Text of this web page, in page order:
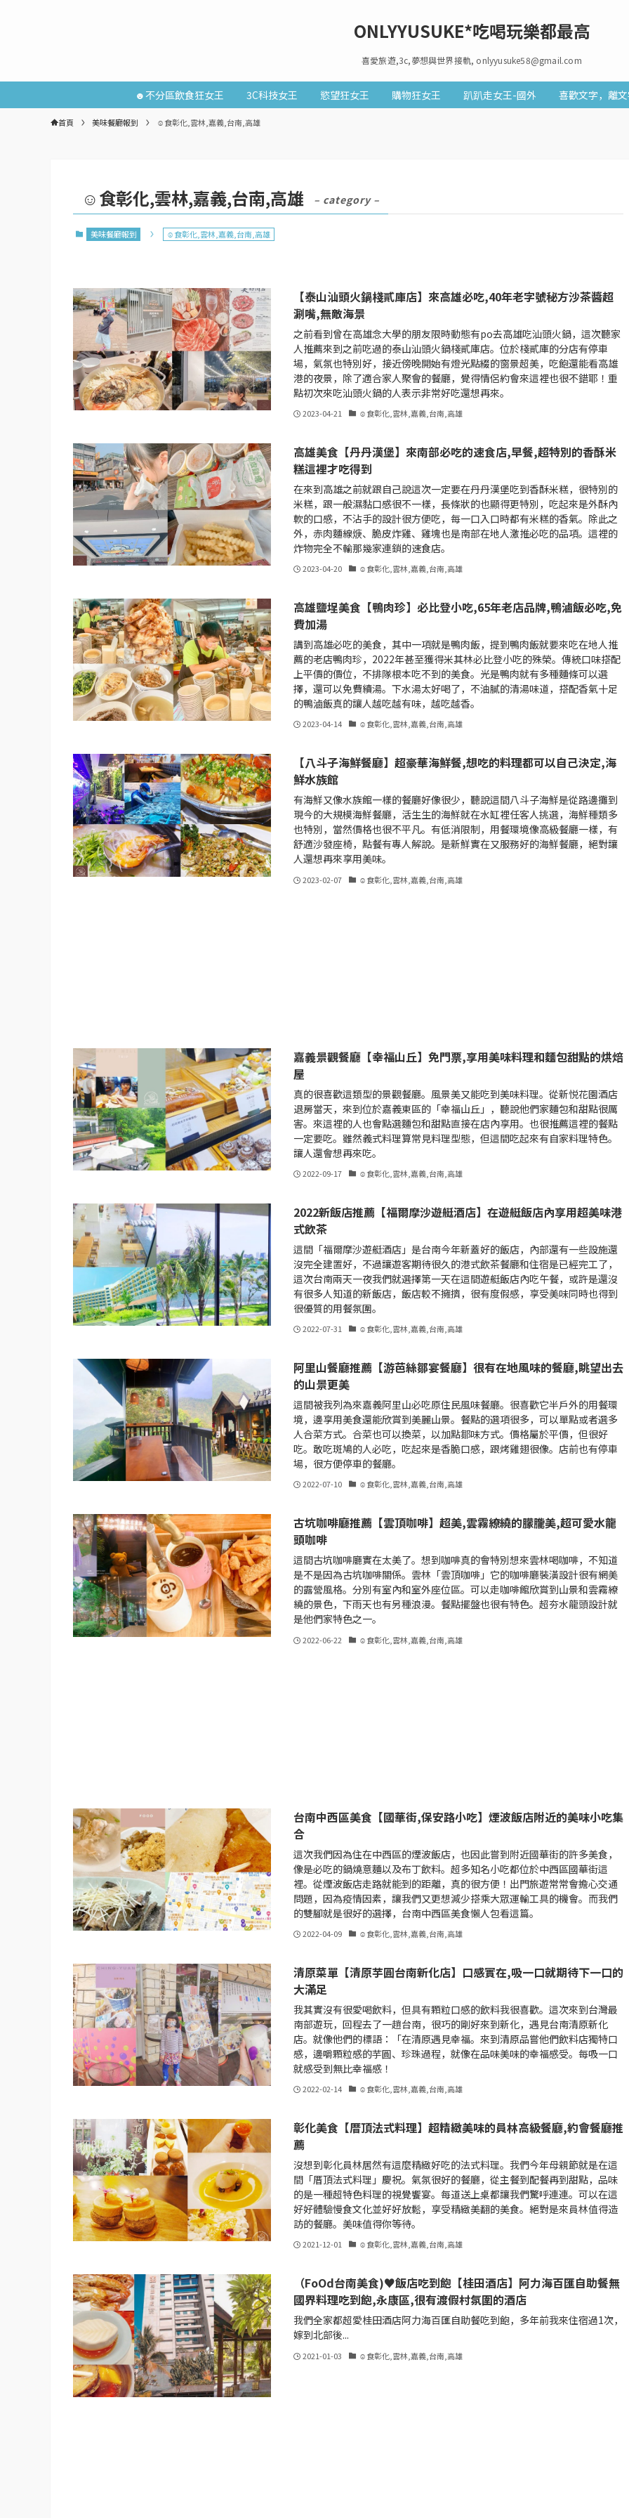
ONLYYUSUKE*吃喝玩樂都最高
喜愛旅遊,3c,夢想與世界接軌, onlyyusuke58@gmail.com
☻不分區飲食狂女王 3C科技女王 慾望狂女王 購物狂女王 趴趴走女王-國外 喜歡文字，離
首頁 美味餐廳報到 ☺食彰化,雲林,嘉義,台南,高雄
☺食彰化,雲林,嘉義,台南,高雄 – category –
美味餐廳報到 ☺食彰化,雲林,嘉義,台南,高雄
【泰山汕頭火鍋棧貳庫店】來高雄必吃,40年老字號秘方沙茶醬超
涮嘴,無敵海景
之前看到曾在高雄念大學的朋友限時動態有po去高雄吃汕頭火鍋，這次聽家
人推薦來到之前吃過的泰山汕頭火鍋棧貳庫店。位於棧貳庫的分店有停車
場，氣氛也特別好，接近傍晚開始有燈光點綴的窗景超美，吃飽還能看高雄
港的夜景，除了適合家人聚會的餐廳，覺得情侶約會來這裡也很不錯耶！重
點初次來吃汕頭火鍋的人表示非常好吃還想再來。
2023-04-21 ☺食彰化,雲林,嘉義,台南,高雄
高雄美食【丹丹漢堡】來南部必吃的速食店,早餐,超特別的香酥米
糕這裡才吃得到
在來到高雄之前就跟自己說這次一定要在丹丹漢堡吃到香酥米糕，很特別的
米糕，跟一般濕黏口感很不一樣，長條狀的也顯得更特別，吃起來是外酥內
軟的口感，不沾手的設計很方便吃，每一口入口時都有米糕的香氣。除此之
外，赤肉麵線焿、脆皮炸雞、雞塊也是南部在地人激推必吃的品項。這裡的
炸物完全不輸那幾家連鎖的速食店。
2023-04-20 ☺食彰化,雲林,嘉義,台南,高雄
高雄鹽埕美食【鴨肉珍】必比登小吃,65年老店品牌,鴨滷飯必吃,免
費加湯
講到高雄必吃的美食，其中一項就是鴨肉飯，提到鴨肉飯就要來吃在地人推
薦的老店鴨肉珍，2022年甚至獲得米其林必比登小吃的殊榮。傳統口味搭配
上平價的價位，不排隊根本吃不到的美食。光是鴨肉就有多種麵條可以選
擇，還可以免費續湯。下水湯太好喝了，不油膩的清湯味道，搭配香氣十足
的鴨滷飯真的讓人越吃越有味，越吃越香。
2023-04-14 ☺食彰化,雲林,嘉義,台南,高雄
【八斗子海鮮餐廳】超豪華海鮮餐,想吃的料理都可以自己決定,海
鮮水族館
有海鮮又像水族館一樣的餐廳好像很少，聽說這間八斗子海鮮是從路邊攤到
現今的大規模海鮮餐廳，活生生的海鮮就在水缸裡任客人挑選，海鮮種類多
也特別，當然價格也很不平凡。有低消限制，用餐環境像高級餐廳一樣，有
舒適沙發座椅，點餐有專人解說。是新鮮實在又服務好的海鮮餐廳，絕對讓
人還想再來享用美味。
2023-02-07 ☺食彰化,雲林,嘉義,台南,高雄
嘉義景觀餐廳【幸福山丘】免門票,享用美味料理和麵包甜點的烘焙
屋
真的很喜歡這類型的景觀餐廳。風景美又能吃到美味料理。從新悦花園酒店
退房當天，來到位於嘉義東區的「幸福山丘」，聽說他們家麵包和甜點很厲
害。來這裡的人也會點選麵包和甜點直接在店內享用。也很推薦這裡的餐點
一定要吃。雖然義式料理算常見料理型態，但這間吃起來有自家料理特色。
讓人還會想再來吃。
2022-09-17 ☺食彰化,雲林,嘉義,台南,高雄
2022新飯店推薦【福爾摩沙遊艇酒店】在遊艇飯店內享用超美味港
式飲茶
這間「福爾摩沙遊艇酒店」是台南今年新蓋好的飯店，內部還有一些設施還
沒完全建置好，不過讓遊客期待很久的港式飲茶餐廳和住宿是已經完工了，
這次台南兩天一夜我們就選擇第一天在這間遊艇飯店內吃午餐，或許是還沒
有很多人知道的新飯店，飯店較不擁擠，很有度假感，享受美味同時也得到
很優質的用餐氛圍。
2022-07-31 ☺食彰化,雲林,嘉義,台南,高雄
阿里山餐廳推薦【游芭絲鄒宴餐廳】很有在地風味的餐廳,眺望出去
的山景更美
這間被我列為來嘉義阿里山必吃原住民風味餐廳。很喜歡它半戶外的用餐環
境，邊享用美食還能欣賞到美麗山景。餐點的選項很多，可以單點或者選多
人合菜方式。合菜也可以換菜，以加點鄒味方式。價格屬於平價，但很好
吃。敢吃斑鳩的人必吃，吃起來是香脆口感，跟烤雞翅很像。店前也有停車
場，很方便停車的餐廳。
2022-07-10 ☺食彰化,雲林,嘉義,台南,高雄
古坑咖啡廳推薦【雲頂咖啡】超美,雲霧繚繞的朦朧美,超可愛水龍
頭咖啡
這間古坑咖啡廳實在太美了。想到咖啡真的會特別想來雲林喝咖啡，不知道
是不是因為古坑咖啡關係。雲林「雲頂咖啡」它的咖啡廳裝潢設計很有網美
的露營風格。分別有室內和室外座位區。可以走咖啡館欣賞到山景和雲霧繚
繞的景色，下雨天也有另種浪漫。餐點擺盤也很有特色。超夯水龍頭設計就
是他們家特色之一。
2022-06-22 ☺食彰化,雲林,嘉義,台南,高雄
台南中西區美食【國華街,保安路小吃】煙波飯店附近的美味小吃集
合
這次我們因為住在中西區的煙波飯店，也因此嘗到附近國華街的許多美食，
像是必吃的鍋燒意麵以及布丁飲料。超多知名小吃都位於中西區國華街這
裡。從煙波飯店走路就能到的距離，真的很方便！出門旅遊常常會擔心交通
問題，因為疫情因素，讓我們又更想減少搭乘大眾運輸工具的機會。而我們
的雙腳就是很好的選擇，台南中西區美食懶人包看這篇。
2022-04-09 ☺食彰化,雲林,嘉義,台南,高雄
清原菜單【清原芋圓台南新化店】口感實在,吸一口就期待下一口的
大滿足
我其實沒有很愛喝飲料，但具有顆粒口感的飲料我很喜歡。這次來到台灣最
南部遊玩，回程去了一趟台南，很巧的剛好來到新化，遇見台南清原新化
店。就像他們的標語：「在清原遇見幸福。來到清原品嘗他們飲料店獨特口
感，邊嚼顆粒感的芋圓、珍珠過程，就像在品味美味的幸福感受。每吸一口
就感受到無比幸福感！
2022-02-14 ☺食彰化,雲林,嘉義,台南,高雄
彰化美食【厝頂法式料理】超精緻美味的員林高級餐廳,約會餐廳推
薦
沒想到彰化員林居然有這麼精緻好吃的法式料理。我們今年母親節就是在這
間「厝頂法式料理」慶祝。氣氛很好的餐廳，從主餐到配餐再到甜點，品味
的是一種超特色料理的視覺饗宴。每道送上桌都讓我們驚呼連連。可以在這
好好體驗慢食文化並好好放鬆，享受精緻美翻的美食。絕對是來員林值得造
訪的餐廳。美味值得你等待。
2021-12-01 ☺食彰化,雲林,嘉義,台南,高雄
（FoOd台南美食)♥飯店吃到飽【桂田酒店】阿力海百匯自助餐無
國界料理吃到飽,永康區,很有渡假村氛圍的酒店
我們全家都超愛桂田酒店阿力海百匯自助餐吃到飽，多年前我來住宿過1次，
嫁到北部後...
2021-01-03 ☺食彰化,雲林,嘉義,台南,高雄